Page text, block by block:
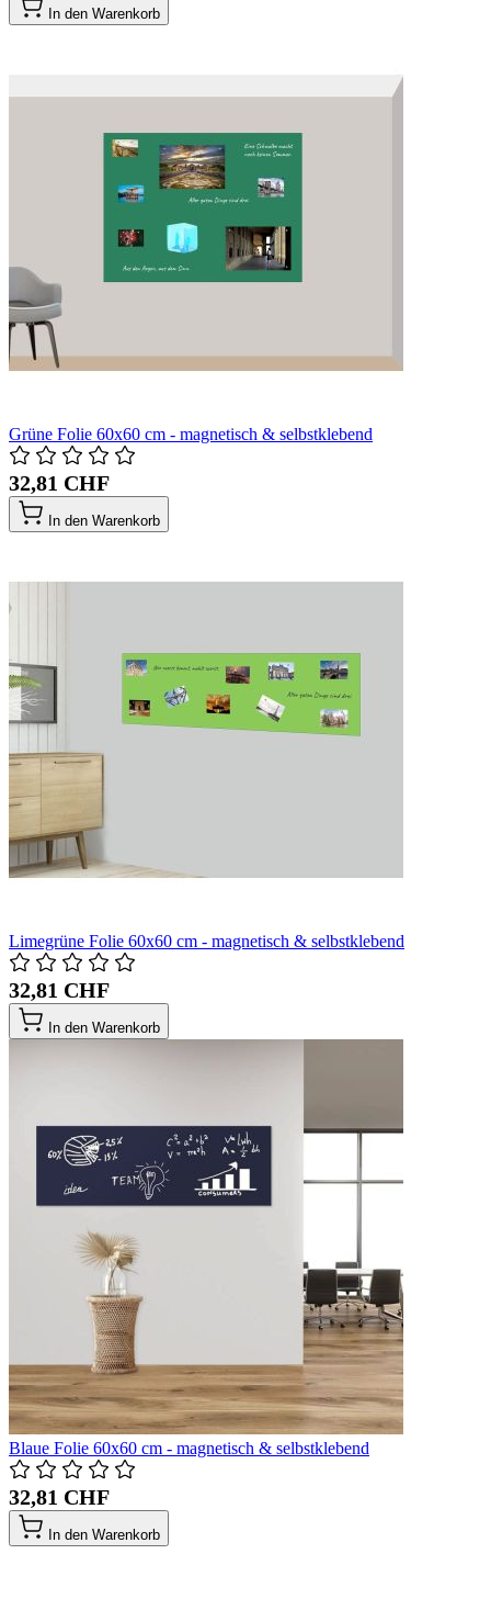
In den Warenkorb
Grüne Folie 60x60 cm - magnetisch & selbstklebend
32,81 CHF
In den Warenkorb
Limegrüne Folie 60x60 cm - magnetisch & selbstklebend
32,81 CHF
In den Warenkorb
Blaue Folie 60x60 cm - magnetisch & selbstklebend
32,81 CHF
In den Warenkorb